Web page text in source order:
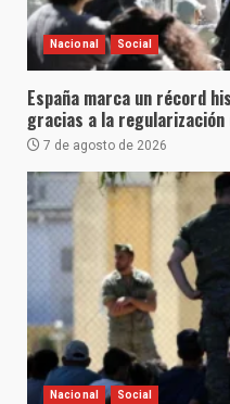
Nacional Social
España marca un récord
gracias a la
7 de agosto de 2026
Nacional Social